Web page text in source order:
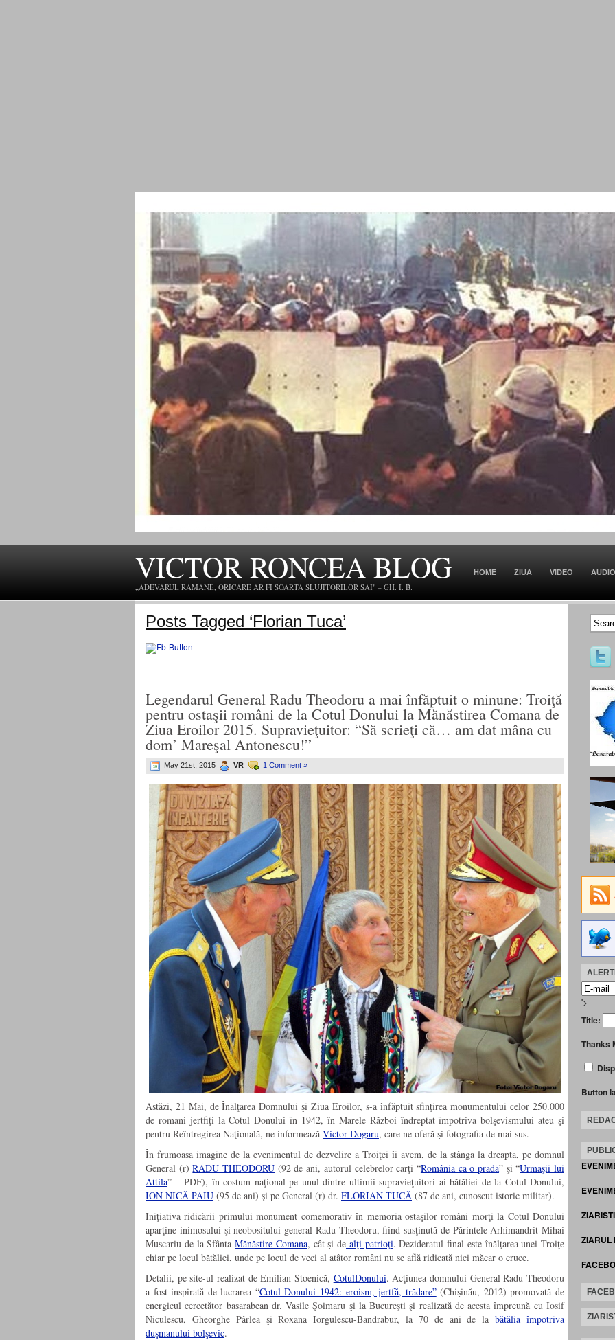
VICTOR RONCEA BLOG
„ADEVARUL RAMANE, ORICARE AR FI SOARTA SLUJITORILOR SAI" – GH. I. B.
HOME ZIUA VIDEO AUDIO
Posts Tagged ‘Florian Tuca’
Legendarul General Radu Theodoru a mai înfăptuit o minune: Troiţă
pentru ostaşii români de la Cotul Donului la Mănăstirea Comana de
Ziua Eroilor 2015. Supravieţuitor: “Să scrieţi că… am dat mâna cu
dom’ Mareşal Antonescu!”
May 21st, 2015 VR 1 Comment »
Astăzi, 21 Mai, de Înălţarea Domnului şi Ziua Eroilor, s-a înfăptuit sfinţirea monumentului celor 250.000
de romani jertfiţi la Cotul Donului în 1942, în Marele Război îndreptat împotriva bolşevismului ateu şi
pentru Reîntregirea Naţională, ne informează Victor Dogaru, care ne oferă şi fotografia de mai sus.
În frumoasa imagine de la evenimentul de dezvelire a Troiţei îi avem, de la stânga la dreapta, pe domnul
General (r)RADU THEODORU (92 de ani, autorul celebrelor carţi “România ca o pradă” şi “Urmaşii lui
Attila” – PDF), în costum naţional pe unul dintre ultimii supravieţuitori ai bătăliei de la Cotul Donului,
ION NICĂ PAIU (95 de ani) şi pe General (r) dr. FLORIAN TUCĂ (87 de ani, cunoscut istoric militar).
Iniţiativa ridicării primului monument comemorativ în memoria ostaşilor români morţi la Cotul Donului
aparţine inimosului şi neobositului general Radu Theodoru, fiind susţinută de Părintele Arhimandrit Mihai
Muscariu de la Sfânta Mănăstire Comana, cât şi de alţi patrioţi. Dezideratul final este înălţarea unei Troiţe
chiar pe locul bătăliei, unde pe locul de veci al atâtor români nu se află ridicată nici măcar o cruce.
Detalii, pe site-ul realizat de Emilian Stoenică, CotulDonului. Acţiunea domnului General Radu Theodoru
a fost inspirată de lucrarea “Cotul Donului 1942: eroism, jertfă, trădare”(Chişinău, 2012) promovată de
energicul cercetător basarabean dr. Vasile Şoimaru şi la Bucureşti şi realizată de acesta împreună cu Iosif
Niculescu, Gheorghe Pârlea şi Roxana Iorgulescu-Bandrabur, la 70 de ani de labătălia împotriva
duşmanului bolşevic.
'>
Title:
Thanks
Button
ZIARUL